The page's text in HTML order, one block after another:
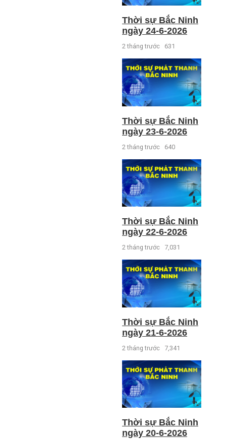
Thời sự Bắc Ninh
ngày 24-6-2026
2 tháng trước 631
Thời sự Bắc Ninh
ngày 23-6-2026
2 tháng trước 640
Thời sự Bắc Ninh
ngày 22-6-2026
2 tháng trước 7,031
Thời sự Bắc Ninh
ngày 21-6-2026
2 tháng trước 7,341
Thời sự Bắc Ninh
ngày 20-6-2026